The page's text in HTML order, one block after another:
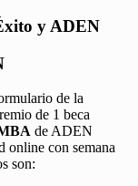
y ADEN
de la
de 1 beca
de ADEN
online con semana
son: